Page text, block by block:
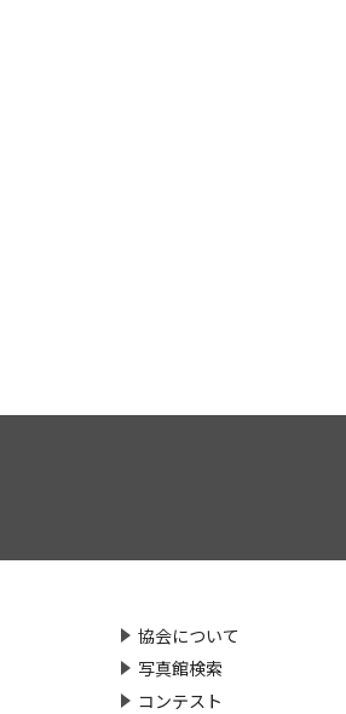
協会について
写真館検索
コンテスト